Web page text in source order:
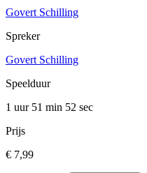
Govert Schilling
Spreker
Govert Schilling
Speelduur
1 uur 51 min 52 sec
Prijs
€ 7,99